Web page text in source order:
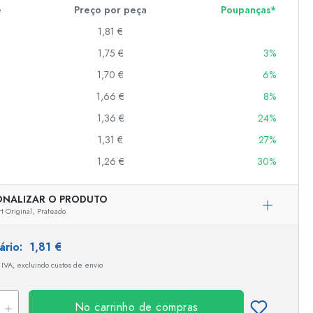
Preço por peça
Poupanças*
1,81 €
1,75 €
3%
1,70 €
6%
1,66 €
8%
1,36 €
24%
1,31 €
27%
1,26 € 30%
O PRODUTO
Original, Prateado
1,81 €
excluindo custos de envio
No carrinho de compras